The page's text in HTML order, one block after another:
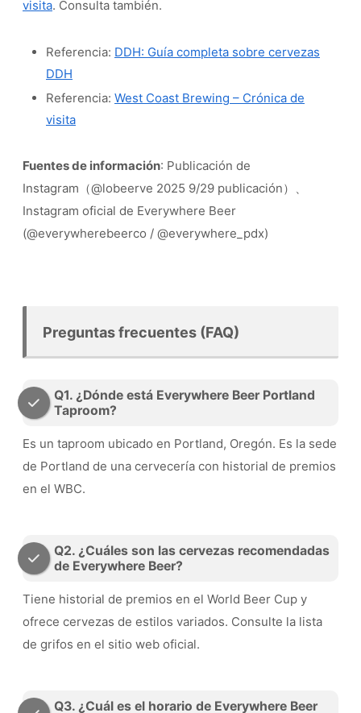
visita. Consulta también.
Referencia: DDH: Guía completa sobre cervezas
DDH
Referencia: West Coast Brewing – Crónica de
visita
Fuentes de información: Publicación de
Instagram（@lobeerve 2025 9/29 publicación）、
Instagram oficial de Everywhere Beer
(@everywherebeerco / @everywhere_pdx)
Preguntas frecuentes (FAQ)
Q1. ¿Dónde está Everywhere Beer Portland
Taproom?
Es un taproom ubicado en Portland, Oregón. Es la sede
de Portland de una cervecería con historial de premios
en el WBC.
Q2. ¿Cuáles son las cervezas recomendadas
de Everywhere Beer?
Tiene historial de premios en el World Beer Cup y
ofrece cervezas de estilos variados. Consulte la lista
de grifos en el sitio web oficial.
Q3. ¿Cuál es el horario de Everywhere Beer